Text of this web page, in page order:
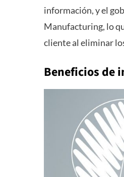
información, y el
Manufacturing, lo
cliente al eliminar
Beneficios de